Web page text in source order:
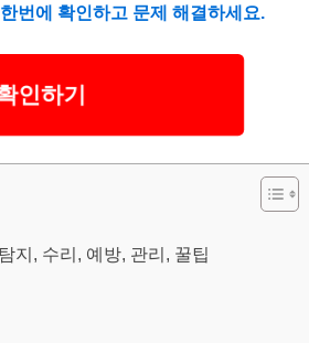
번에 확인하고 문제 해결하세요.
인하기
지, 수리, 예방, 관리, 꿀팁